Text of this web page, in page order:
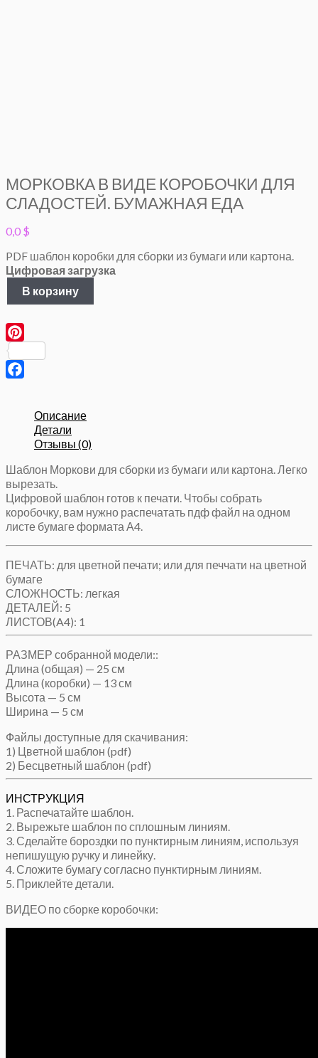
МОРКОВКА В ВИДЕ КОРОБОЧКИ ДЛЯ
СЛАДОСТЕЙ. БУМАЖНАЯ ЕДА
0,0 $
PDF шаблон коробки для сборки из бумаги или картона.
Цифровая загрузка
Количество
товара
в
виде
коробочки
для
В корзину
Описание
Детали
Отзывы (0)
Шаблон Моркови для сборки из бумаги или картона. Легко
вырезать.
Цифровой шаблон готов к печати. Чтобы собрать
коробочку, вам нужно распечатать пдф файл на одном
листе бумаге формата А4.
ПЕЧАТЬ: для цветной печати; или для печчати на цветной
бумаге
СЛОЖНОСТЬ: легкая
ДЕТАЛЕЙ: 5
ЛИСТОВ(A4): 1
РАЗМЕР собранной модели::
Длина (общая) — 25 см
Длина (коробки) — 13 см
Высота — 5 см
Ширина — 5 см
Файлы доступные для скачивания:
1) Цветной шаблон (pdf)
2) Бесцветный шаблон (pdf)
ИНСТРУКЦИЯ
1. Распечатайте шаблон.
2. Вырежьте шаблон по сплошным линиям.
3. Сделайте бороздки по пунктирным линиям, используя
непишущую ручку и линейку.
4. Сложите бумагу согласно пунктирным линиям.
5. Приклейте детали.
ВИДЕО по сборке коробочки: